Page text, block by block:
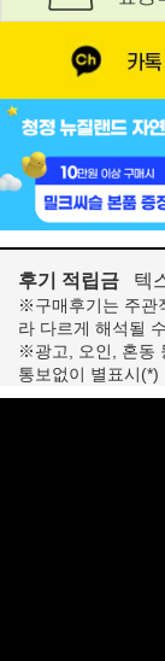
후기 적립금 텍
※구매후기는 주관
라 다르게 해석될
※광고, 오인, 혼동
통보없이 별표시